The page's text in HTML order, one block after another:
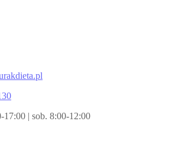
17:00 | sob. 8:00-12:00